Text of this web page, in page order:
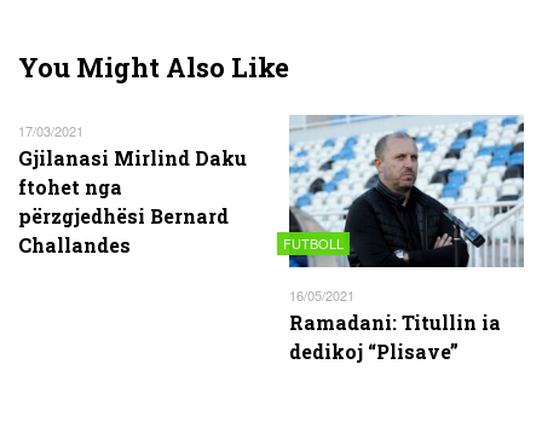
You Might Also Like
17/03/2021
Gjilanasi Mirlind Daku
ftohet nga
përzgjedhësi Bernard
Challandes
FUTBOLL
16/05/2021
Ramadani: Titullin ia
dedikoj “Plisave”